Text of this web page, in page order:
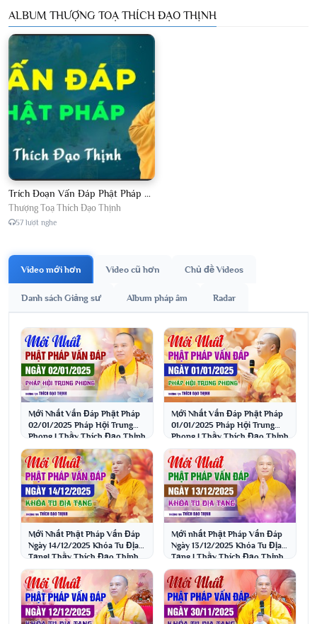
ALBUM THƯỢNG TOẠ THÍCH ĐẠO THỊNH
Trích Đoạn Vấn Đáp Phật Pháp 2026
Thượng Toạ Thích Đạo Thịnh
57 lượt nghe
Video mới hơn Video cũ hơn Chủ đề Videos
Danh sách Giảng sư Album pháp âm Radar
Mới Nhất Vấn Đáp Phật Pháp
02/01/2025 Pháp Hội Trung
Phong | Thầy Thích Đạo Thịnh
Mới Nhất Vấn Đáp Phật Pháp
01/01/2025 Pháp Hội Trung
Phong | Thầy Thích Đạo Thịnh
Mới Nhất Phật Pháp Vấn Đáp
Ngày 14/12/2025 Khóa Tu Địa
Tạng| Thầy Thích Đạo Thịnh
Mới nhất Phật Pháp Vấn Đáp
Ngày 13/12/2025 Khóa Tu Địa
Tạng | Thầy Thích Đạo Thịnh